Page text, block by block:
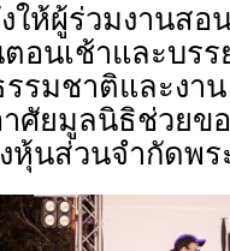
ให้ผู้ร่วมงานส
อนเช้าและบร
รมชาติและงา
ศัยมูลนิธิช่วยข
หุ้นส่วนจำกัดพ